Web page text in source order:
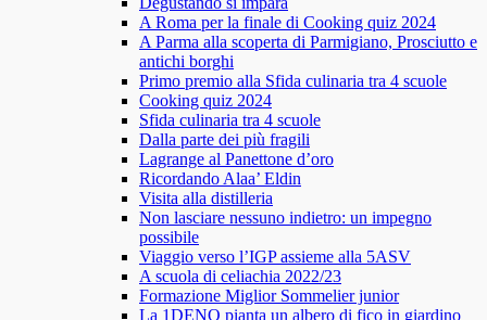
A Roma per la finale di Cooking quiz 2024
A Parma alla scoperta di Parmigiano, Prosciutto e
antichi borghi
Primo premio alla Sfida culinaria tra 4 scuole
Cooking quiz 2024
Sfida culinaria tra 4 scuole
Dalla parte dei più fragili
Lagrange al Panettone d’oro
Ricordando Alaa’ Eldin
Visita alla distilleria
Non lasciare nessuno indietro: un impegno
possibile
Viaggio verso l’IGP assieme alla 5ASV
A scuola di celiachia 2022/23
Formazione Miglior Sommelier junior
La 1DENO pianta un albero di fico in giardino